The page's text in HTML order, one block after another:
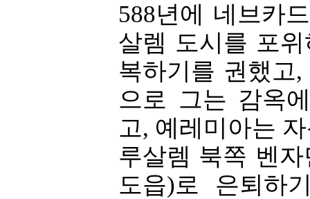
588년에 네브카
살렘 도시를 포
복하기를 권했고
으로 그는 감옥
고, 예레미아는
루살렘 북쪽 벤
도읍)로 은퇴하